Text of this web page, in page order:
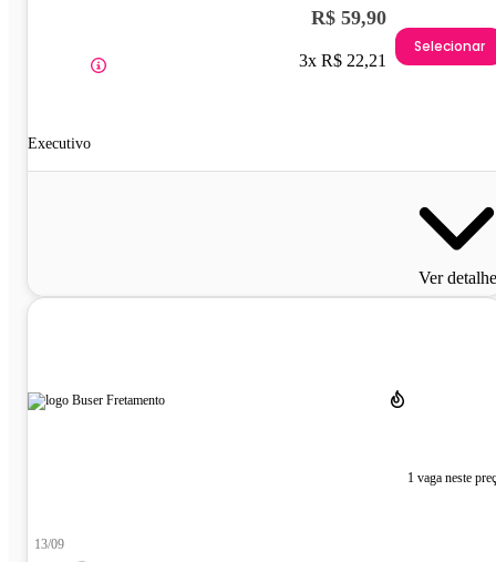
Executivo
R$ 59,90
3x R$ 22,21
Selecionar
Ver
1 vaga neste
13/09